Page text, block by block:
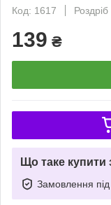
Код: 1617
Роздріб
139 ₴
Що таке купити
Замовлення